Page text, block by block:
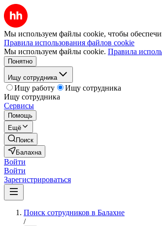
Мы используем файлы cookie, чтобы
Правила использования файлов cookie
Мы используем файлы cookie. Правила
Понятно
Ищу сотрудника
Ищу работу
Ищу сотрудника
Ищу сотрудника
Сервисы
Помощь
Ещё
Поиск
Балахна
Войти
Войти
Зарегистрироваться
Поиск сотрудников в Балахне
/